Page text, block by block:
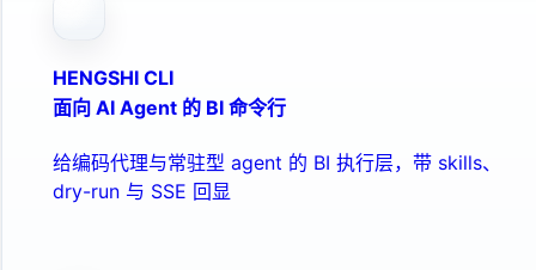
HENGSHI CLI
面向 AI Agent 的 BI 命令行
给编码代理与常驻型 agent 的 BI 执行层，带 skills、
dry-run 与 SSE 回显